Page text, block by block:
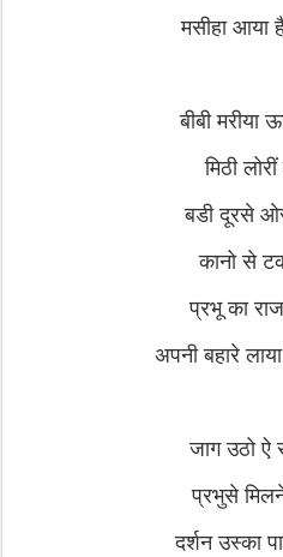
मसीहा
बीबी मरीया
मिठी
बडी दूरसे
कानो से
प्रभू का
अपनी बहारे
जाग उठो ऐ
प्रभुसे
दर्शन उस्का